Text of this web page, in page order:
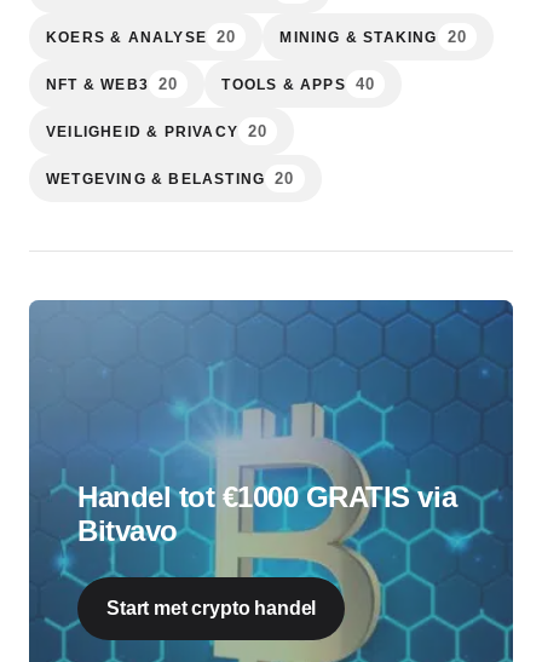
KOERS & ANALYSE 20 MINING & STAKING 20
NFT & WEB3 20 TOOLS & APPS 40
VEILIGHEID & PRIVACY 20
WETGEVING & BELASTING 20
Handel tot €1000 GRATIS via
Bitvavo
Start met crypto handel